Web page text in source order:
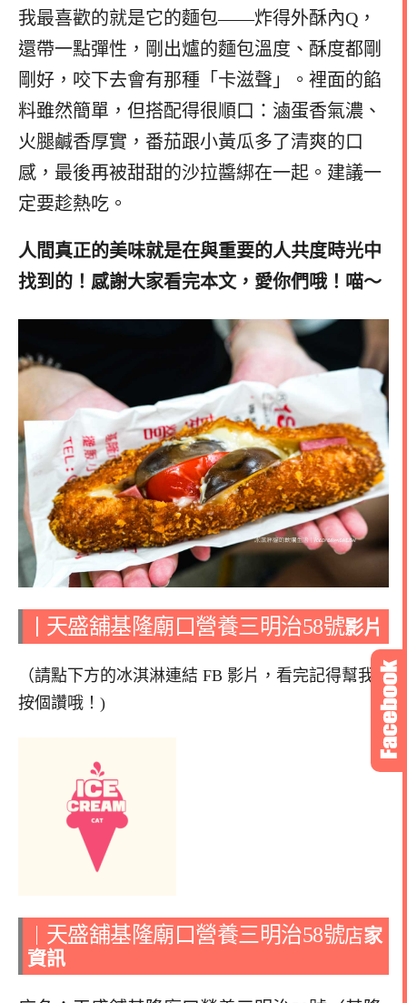
我最喜歡的就是它的麵包——炸得外酥內Q，
還帶一點彈性，剛出爐的麵包溫度、酥度都剛
剛好，咬下去會有那種「卡滋聲」。裡面的餡
料雖然簡單，但搭配得很順口：滷蛋香氣濃、
火腿鹹香厚實，番茄跟小黃瓜多了清爽的口
感，最後再被甜甜的沙拉醬綁在一起。建議一
定要趁熱吃。
人間真正的美味就是在與重要的人共度時光中
找到的！感謝大家看完本文，愛你們哦！喵～
天盛舖基隆廟口營養三明治58號影片
（請點下方的冰淇淋連結 FB 影片，看完記得幫我
按個讚哦！)
天盛舖基隆廟口營養三明治58號店家
資訊